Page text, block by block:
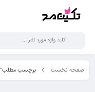
صفحه نخست برچسب